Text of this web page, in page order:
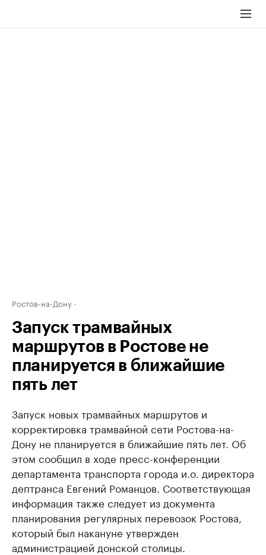
Ростов-на-Дону
Запуск трамвайных
маршрутов в Ростове не
планируется в ближайшие
пять лет
Запуск новых трамвайных маршрутов и
корректировка трамвайной сети Ростова-на-
Дону не планируется в ближайшие пять лет. Об
этом сообщил в ходе пресс-конференции
департамента транспорта города и.о. директора
дептранса Евгений Романцов. Соответствующая
информация также следует из документа
планирования регулярных перевозок Ростова,
который был накануне утвержден
администрацией донской столицы.